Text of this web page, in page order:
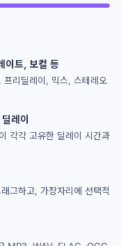
이트, 보컬 등
리딜레이, 믹스, 스테레오
레이
각각 고유한 딜레이 시간과
그하고, 가장자리에 선택적